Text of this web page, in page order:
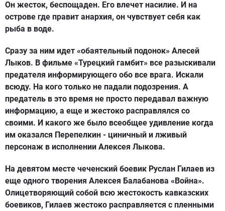
Он жесток, беспощаден. Его влечет насилие. И на
острове где правит анархия, он чувствует себя как
рыба в воде.
Сразу за ним идет «обаятельный подонок» Алесей
Лыков. В фильме «Турецкий гамбит» все разыскивали
предателя информирующего обо все врага. Искали
всюду. На кого только не падали подозрения. А
предатель в это время не просто передавал важную
информацию, а еще и жестоко расправлялся со
своими. И какого же было всеобщее удивление когда
им оказался Перепелкин - циничный и лживый
персонаж в исполнении Алексея Лыкова.
На девятом месте чеченский боевик Руслан Гилаев из
еще одного творения Алексея Балабанова «Война».
Олицетворяющий собой всю жестокость кавказских
боевиков, Гилаев жестоко расправляется с пленными